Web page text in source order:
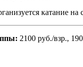
катание на
2100 руб./взр.,